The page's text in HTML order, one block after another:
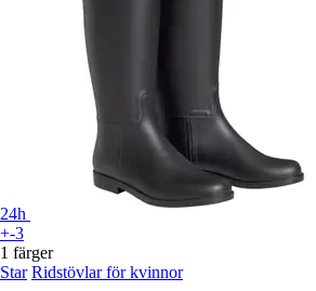
24h
+-3
1 färger
Star Ridstövlar för kvinnor